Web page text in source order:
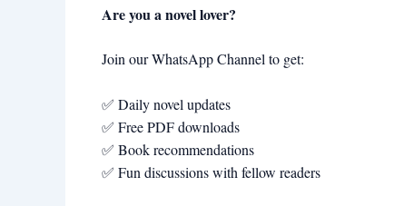
Are you a novel lover?
Join our WhatsApp Channel to get:
✅ Daily novel updates
✅ Free PDF downloads
✅ Book recommendations
✅ Fun discussions with fellow readers